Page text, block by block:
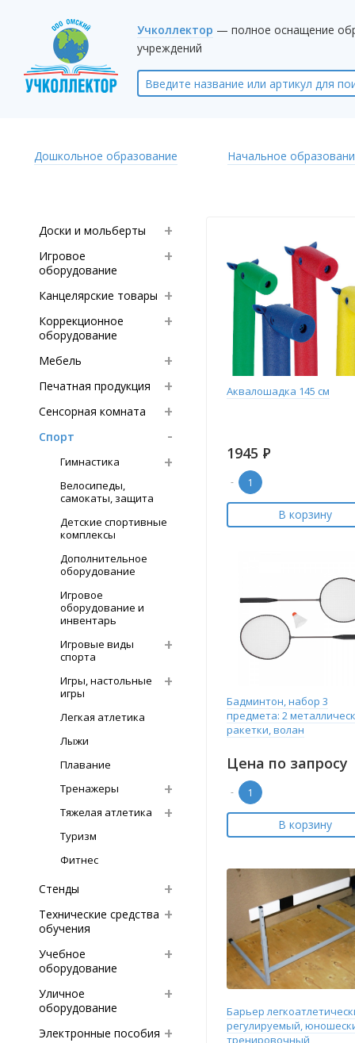
Учколлектор — полное оснащение
учреждений
Дошкольное образование Начальное
Доски и мольберты
Игровое
оборудование
Канцелярские товары
Коррекционное
оборудование
Мебель
Печатная продукция
Сенсорная комната
Спорт
Гимнастика
Велосипеды,
самокаты, защита
Детские спортивные
комплексы
Дополнительное
оборудование
Игровое
оборудование и
инвентарь
Игровые виды
спорта
Игры, настольные
игры
Легкая атлетика
Лыжи
Плавание
Тренажеры
Тяжелая атлетика
Туризм
Фитнес
Стенды
Технические средства
обучения
Учебное
оборудование
Уличное
оборудование
Электронные пособия
Аквалошадка 145 см
1945 Р
-
В корзину
Бадминтон, набор 3
предмета: 2
ракетки, волан
Цена по запросу
-
В корзину
Барьер
регулируемый,
тренировочный